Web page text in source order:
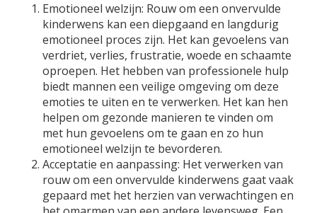
Emotioneel welzijn: Rouw om een onvervulde
kinderwens kan een diepgaand en langdurig
emotioneel proces zijn. Het kan gevoelens van
verdriet, verlies, frustratie, woede en schaamte
oproepen. Het hebben van professionele hulp
biedt mannen een veilige omgeving om deze
emoties te uiten en te verwerken. Het kan hen
helpen om gezonde manieren te vinden om
met hun gevoelens om te gaan en zo hun
emotioneel welzijn te bevorderen.
Acceptatie en aanpassing: Het verwerken van
rouw om een onvervulde kinderwens gaat vaak
gepaard met het herzien van verwachtingen en